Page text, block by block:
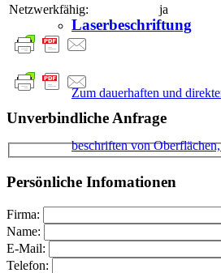
Laserbeschriftung
Zum dauerhaften und
beschriften von
RFID-Systeme
Netzwerkfähig:
ja
Unverbindliche Anfrage
Persönliche Infomationen
Firma:
Name:
E-Mail:
Telefon: